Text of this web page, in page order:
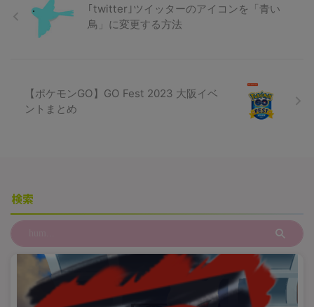
｢twitter｣ツイッターのアイコンを「青い
鳥」に変更する方法
【ポケモンGO】GO Fest 2023 大阪イベ
ントまとめ
検索